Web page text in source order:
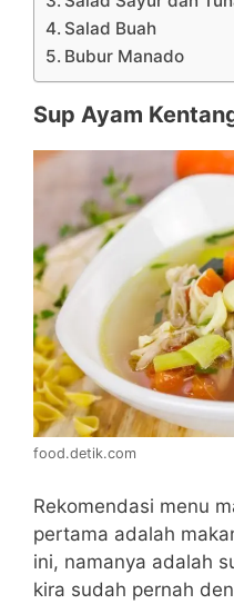
Salad Buah
Bubur Manado
Sup Ayam
food.detik.com
Rekomendasi menu
pertama adalah
ini, namanya adalah
kira sudah pernah